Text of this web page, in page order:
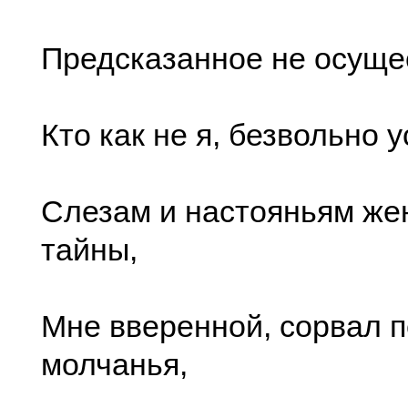
Предсказанное не
Кто как не я, безвольно
Слезам и настояньям
тайны,
Мне вверенной, сорвал
молчанья,